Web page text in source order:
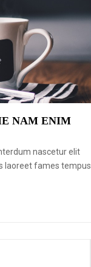
NAM ENIM
nascetur elit
laoreet fames tempus